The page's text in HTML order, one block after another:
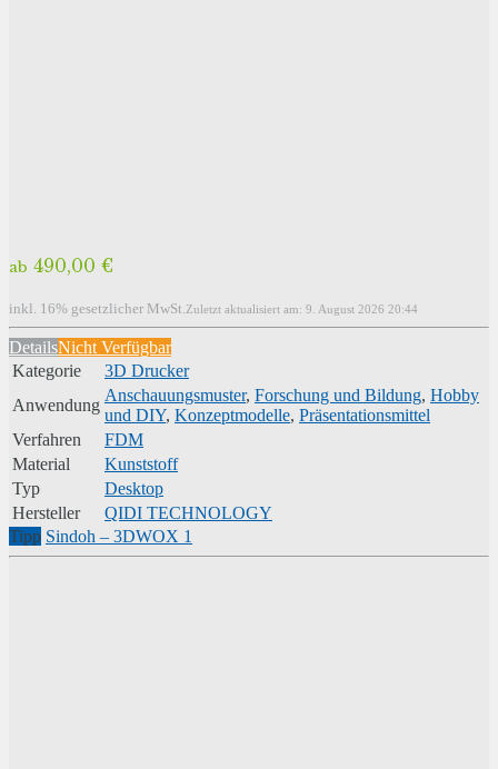
ab 490,00 €
inkl. 16% gesetzlicher MwSt. Zuletzt aktualisiert am: 9. August 2026 20:44
DetailsNicht Verfügbar
Kategorie
3D Drucker
Anwendung
Anschauungsmuster, Forschung und Bildung, Hobby
und DIY, Konzeptmodelle, Präsentationsmittel
Verfahren
FDM
Material
Kunststoff
Typ
Desktop
Hersteller
QIDI TECHNOLOGY
Tipp Sindoh – 3DWOX 1